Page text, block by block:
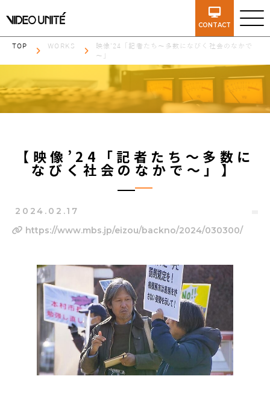
CONTACT
TOP WORKS
映像’24「記者たち～多数になびく社会のなかで
～」
【映像’24「記者たち～多数に
なびく社会のなかで～」】
2024.02.17
https://www.mbs.jp/eizou/backno/2024/030300/